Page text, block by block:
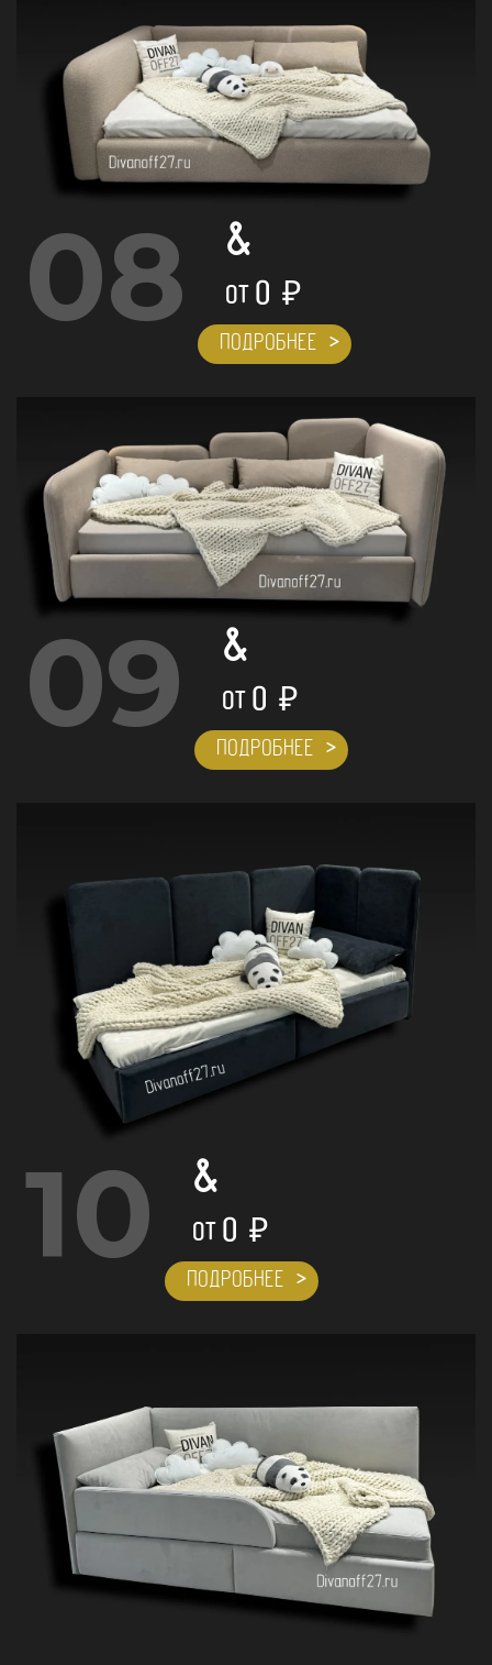
08 &
ОТ 0 ₽
ПОДРОБНЕЕ
09 &
ОТ 0 ₽
ПОДРОБНЕЕ
10 &
ОТ 0 ₽
ПОДРОБНЕЕ